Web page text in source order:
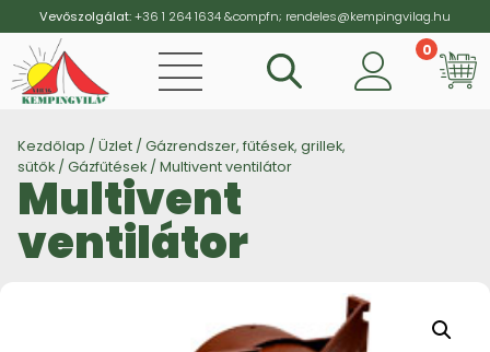
Vevőszolgálat:+36 1 264 1634&compfn; rendeles@kempingvilag.hu
0
Kezdőlap / Üzlet / Gázrendszer, fűtések, grillek,
sütők / Gázfűtések / Multivent ventilátor
Multivent
ventilátor